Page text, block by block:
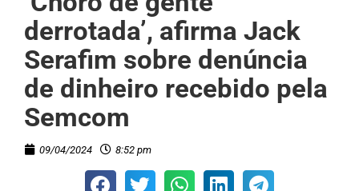
derrotada’, afirma Jack
Serafim sobre denúncia
de dinheiro recebido pela
Semcom
09/04/2024 8:52 pm